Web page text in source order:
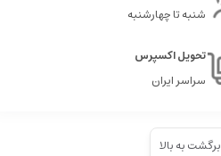
شنبه تا چهارشنبه
تحویل اکسپرس
سراسر ایران
برگشت به بالا